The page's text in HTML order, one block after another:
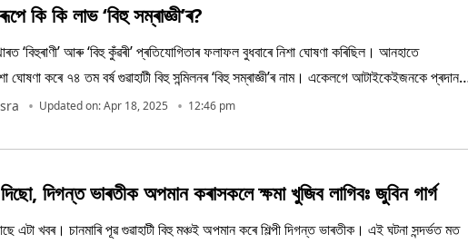
কি কি লাভ ‘বিহু সম্ৰাজ্ঞী’ৰ?
‘বিহুৰাণী’ আৰু ‘বিহু কুঁৱৰী’ প্ৰতিযোগিতাৰ ফলাফল বুধবাৰে নিশা ঘোষণা কৰিছিল। আনহাতে
ঘোষণা কৰে ৭৪ তম বৰ্ষ গুৱাহাটী বিহু সন্মিলনৰ ‘বিহু সম্ৰাজ্ঞী’ৰ নাম। একেলগে আটাইকেইজনকে প্ৰদান
Updated on: Apr 18, 2025 12:46 pm
দিগন্ত ভাৰতীক অপমান কৰাসকলে ক্ষমা খুজিব লাগিবঃ জুবিন গাৰ্গ
এটা খবৰ। চানমাৰি পূৱ গুৱাহাটী বিহু মঞ্চই অপমান কৰে শিল্পী দিগন্ত ভাৰতীক। এই ঘটনা সন্দৰ্ভত মত